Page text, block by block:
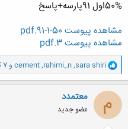
50%اول 91پارسه+پاسخ
مشاهده پیوست 50-1-91.pdf
مشاهده پیوست 3.pdf
و
ا
ک
ن
ش
ه
ا
sara shiri
,
rahimi_n
,
cement و 7 کاربر دیگر
م معتمدد
عضو جدید